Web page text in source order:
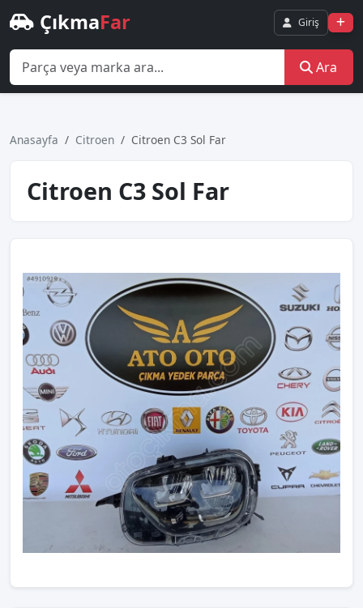
ÇıkmaFar Giriş
Ara
Anasayfa Citroen Citroen C3 Sol Far
Citroen C3 Sol Far